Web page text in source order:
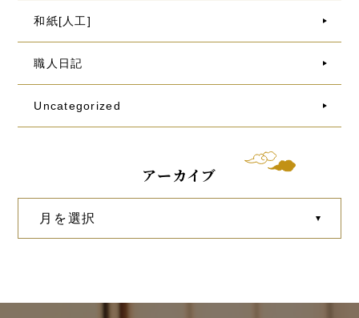
和紙[人工]
職人日記
Uncategorized
アーカイブ